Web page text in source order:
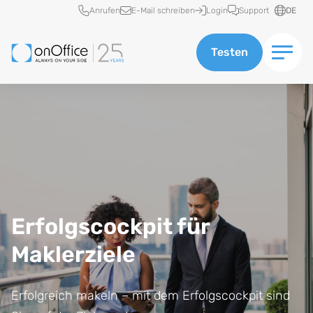
Schnellzugriff
Anrufen E-Mail schreiben Login Support DE
Testen
Erfolgscockpit für
Maklerziele
Erfolgreich makeln – mit dem Erfolgscockpit sind